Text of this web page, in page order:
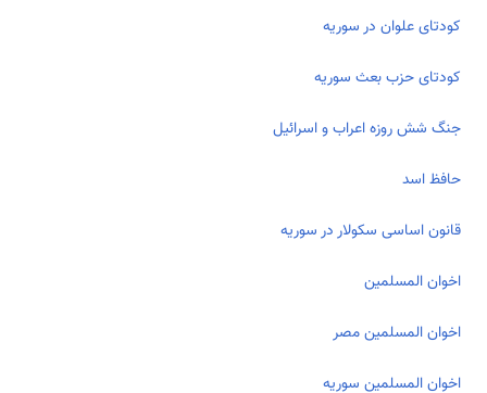
کودتای علوان در سوریه
کودتای حزب بعث سوریه
جنگ شش روزه اعراب و اسرائیل
حافظ اسد
قانون اساسی سکولار در سوریه
اخوان المسلمین
اخوان المسلمین مصر
اخوان المسلمین سوریه